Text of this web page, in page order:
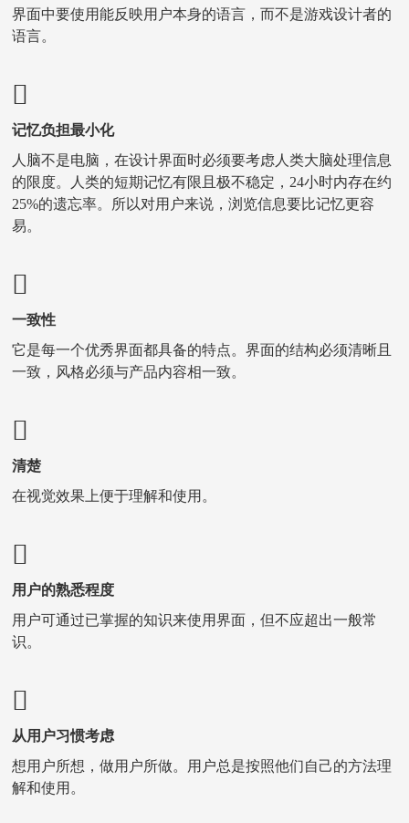
界面中要使用能反映用户本身的语言，而不是游戏设计者的
语言。
记忆负担最小化
人脑不是电脑，在设计界面时必须要考虑人类大脑处理信息
的限度。人类的短期记忆有限且极不稳定，24小时内存在约
25%的遗忘率。所以对用户来说，浏览信息要比记忆更容
易。
一致性
它是每一个优秀界面都具备的特点。界面的结构必须清晰且
一致，风格必须与产品内容相一致。
清楚
在视觉效果上便于理解和使用。
用户的熟悉程度
用户可通过已掌握的知识来使用界面，但不应超出一般常
识。
从用户习惯考虑
想用户所想，做用户所做。用户总是按照他们自己的方法理
解和使用。